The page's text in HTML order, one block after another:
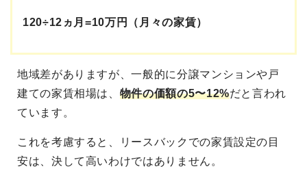
120÷12ヵ月=10万円（月々の家賃）
地域差がありますが、一般的に分譲マンションや戸
建ての家賃相場は、 物件の価額の5〜12%だと言われ
ています。
これを考慮すると、リースバックでの家賃設定の目
安は、決して高いわけではありません。